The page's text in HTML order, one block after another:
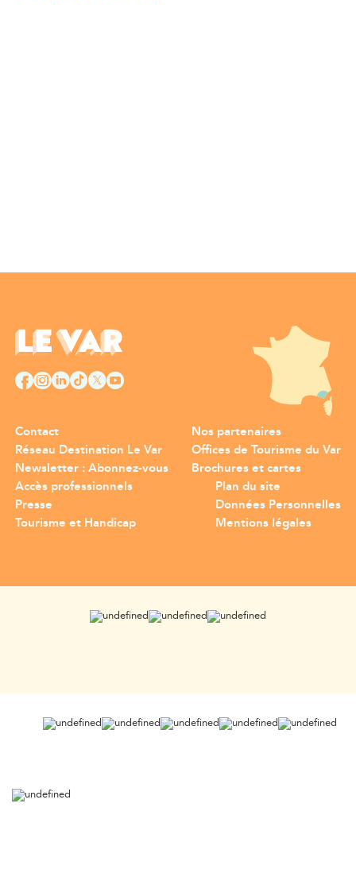
Contact
Réseau Destination Le Var
Newsletter : Abonnez-vous
Nos partenaires
Offices de Tourisme du Var
Brochures et cartes
Accès professionnels
Presse
Tourisme et Handicap
Plan du site
Données Personnelles
Mentions légales